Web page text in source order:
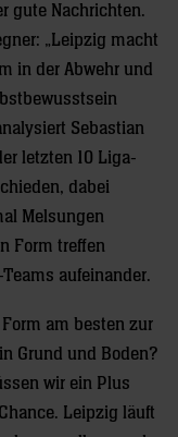
gute Nachrichten.
„Leipzig macht
in der Abwehr und
Sebastian
letzten 10 Liga-
dabei
Melsungen
Form treffen
aufeinander.
am besten zur
Grund und Boden?
wir ein Plus
Leipzig läuft